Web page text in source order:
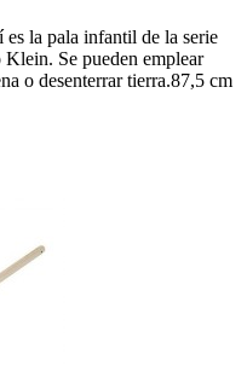
es la pala infantil de la serie
Se pueden emplear
o desenterrar tierra.87,5 cm